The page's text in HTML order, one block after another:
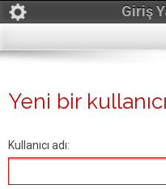
Giriş
Yeni bir
Kullanıcı adı: